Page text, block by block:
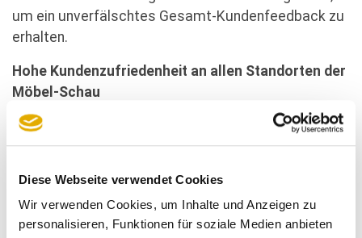
Diese Webseite verwendet Cookies
Wir verwenden Cookies, um Inhalte und Anzeigen zu
personalisieren, Funktionen für soziale Medien anbieten
um ein unverfälschtes Gesamt-Kundenfeedback zu
erhalten.
Hohe Kundenzufriedenheit an allen Standorten der
Möbel-Schau
Doch die Kundenbegeisterung sieht an den drei
Standorten nahezu identisch aus. Überzeugt die
ihren besonderen Serviceleistungen wie Bestpreis-
Garantie, Aufmaß und Beratung vor Ort, 3D-
Computerplanung, individuelle Finanzierungsmodelle,